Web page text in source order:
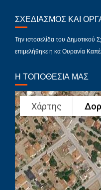
ΣΧΕΔΙΑΣΜΌΣ ΚΑΙ
Την ιστοσελίδα του
επιμελήθηκε η κα Ουρανία
Η ΤΟΠΟΘΕΣΊΑ ΜΑΣ
Χάρτης